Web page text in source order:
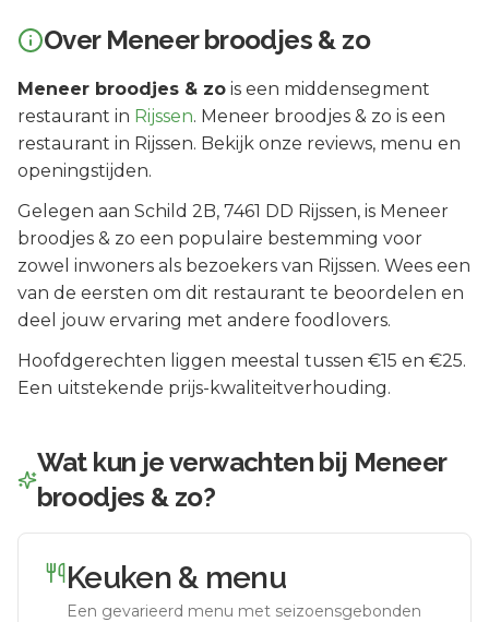
Over Meneer broodjes & zo
Meneer broodjes & zo is een middensegment
restaurant in Rijssen. Meneer broodjes & zo is een
restaurant in Rijssen. Bekijk onze reviews, menu en
openingstijden.
Gelegen aan Schild 2B, 7461 DD Rijssen, is Meneer
broodjes & zo een populaire bestemming voor
zowel inwoners als bezoekers van Rijssen. Wees een
van de eersten om dit restaurant te beoordelen en
deel jouw ervaring met andere foodlovers.
Hoofdgerechten liggen meestal tussen €15 en €25.
Een uitstekende prijs-kwaliteitverhouding.
Wat kun je verwachten bij Meneer
broodjes & zo?
Keuken & menu
Een gevarieerd menu met seizoensgebonden